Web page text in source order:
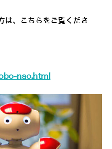
は、こちらをご覧くださ
nao.html